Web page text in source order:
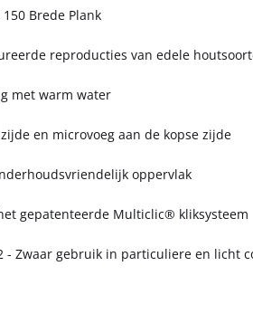
Brede Plank
reproducties van edele
met warm water
en microvoeg aan de kopse zijde
oppervlak
gepatenteerde Multiclic® kliksysteem
- Zwaar gebruik in particuliere en